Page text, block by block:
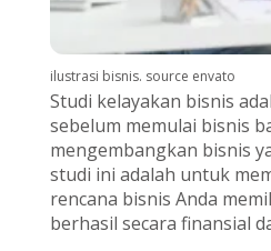
ilustrasi bisnis. source envato
Studi kelayakan bisnis
sebelum memulai bisnis
mengembangkan bisnis
studi ini adalah untuk
rencana bisnis Anda
berhasil secara finansial